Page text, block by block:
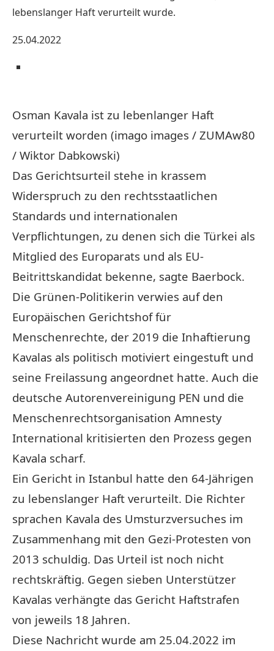
lebenslanger Haft verurteilt wurde.
25.04.2022
Osman Kavala ist zu lebenlanger Haft
verurteilt worden (imago images / ZUMAw80
/ Wiktor Dabkowski)
Das Gerichtsurteil stehe in krassem
Widerspruch zu den rechtsstaatlichen
Standards und internationalen
Verpflichtungen, zu denen sich die Türkei als
Mitglied des Europarats und als EU-
Beitrittskandidat bekenne, sagte Baerbock.
Die Grünen-Politikerin verwies auf den
Europäischen Gerichtshof für
Menschenrechte, der 2019 die Inhaftierung
Kavalas als politisch motiviert eingestuft und
seine Freilassung angeordnet hatte. Auch die
deutsche Autorenvereinigung PEN und die
Menschenrechtsorganisation Amnesty
International kritisierten den Prozess gegen
Kavala scharf.
Ein Gericht in Istanbul hatte den 64-Jährigen
zu lebenslanger Haft verurteilt. Die Richter
sprachen Kavala des Umsturzversuches im
Zusammenhang mit den Gezi-Protesten von
2013 schuldig. Das Urteil ist noch nicht
rechtskräftig. Gegen sieben Unterstützer
Kavalas verhängte das Gericht Haftstrafen
von jeweils 18 Jahren.
Diese Nachricht wurde am 25.04.2022 im